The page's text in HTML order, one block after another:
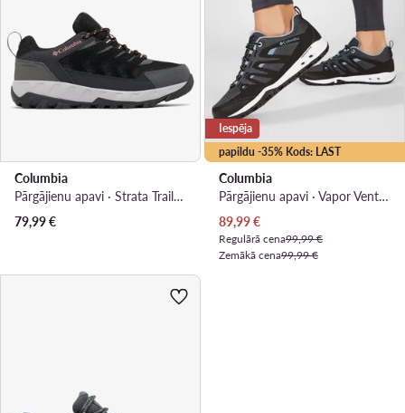
Columbia
Pārgājienu apavi · Strata Trail Low 2078551 · Melns
79,99€
papildu -35% Kods: LAST
Iespēja
Columbia
Pārgājienu apavi · Vapor Vent BL4524 · Melns
Pašreizējā cena
89,99€
Regulārā cena99,99 €
Zemākā cena99,99 €